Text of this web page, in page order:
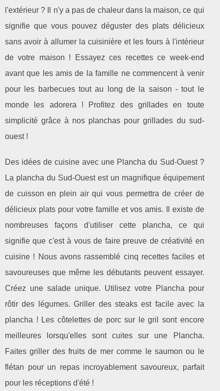
l'extérieur ? Il n'y a pas de chaleur dans la maison, ce qui
signifie que vous pouvez déguster des plats délicieux
sans avoir à allumer la cuisinière et les fours à l'intérieur
de votre maison ! Essayez ces recettes ce week-end
avant que les amis de la famille ne commencent à venir
pour les barbecues tout au long de la saison - tout le
monde les adorera ! Profitez des grillades en toute
simplicité grâce à nos planchas pour grillades du sud-
ouest !
Des idées de cuisine avec une Plancha du Sud-Ouest ?
La plancha du Sud-Ouest est un magnifique équipement
de cuisson en plein air qui vous permettra de créer de
délicieux plats pour votre famille et vos amis. Il existe de
nombreuses façons d'utiliser cette plancha, ce qui
signifie que c'est à vous de faire preuve de créativité en
cuisine ! Nous avons rassemblé cinq recettes faciles et
savoureuses que même les débutants peuvent essayer.
Créez une salade unique. Utilisez votre Plancha pour
rôtir des légumes. Griller des steaks est facile avec la
plancha ! Les côtelettes de porc sur le gril sont encore
meilleures lorsqu'elles sont cuites sur une Plancha.
Faites griller des fruits de mer comme le saumon ou le
flétan pour un repas incroyablement savoureux, parfait
pour les réceptions d'été !